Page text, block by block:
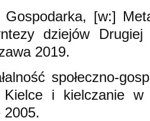
[w:]
dziejów
2019.
społeczno-
Kielce i kielczanie
2005.